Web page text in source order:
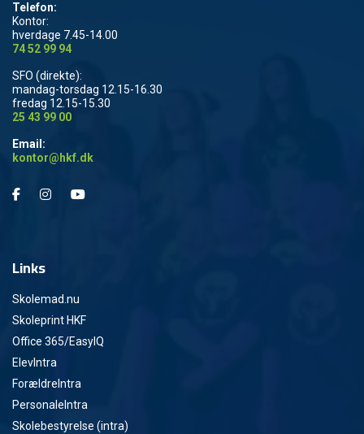
Telefon:
Kontor:
hverdage 7.45-14.00
74 52 99 94
SFO (direkte):
mandag-torsdag 12.15-16.30
fredag 12.15-15.30
25 43 99 00
Email:
kontor@hkf.dk
Links
Skolemad.nu
Skoleprint HKF
Office 365/EasyIQ
ElevIntra
ForældreIntra
PersonaleIntra
Skolebestyrelse (intra)